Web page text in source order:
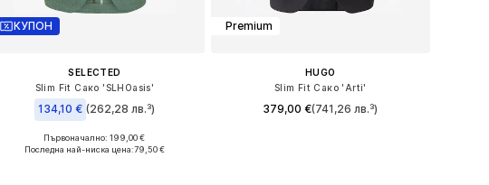
КУПОН
SELECTED
Slim Fit Сако 'SLHOasis'
134,10 € (262,28 лв.³)
+2
Предлага се в много размери
Първоначално: 199,00 €
Последна най-ниска цена:79,50 €
Premium
HUGO
Slim Fit Сако 'Arti'
379,00 €(741,26 лв.³)